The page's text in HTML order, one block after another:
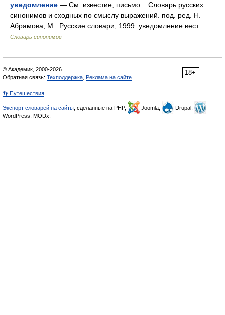
уведомление — См. известие, письмо... Словарь русских
синонимов и сходных по смыслу выражений. под. ред. Н.
Абрамова, М.: Русские словари, 1999. уведомление вест …
Словарь синонимов
18+
© Академик, 2000-2026
Обратная связь: Техподдержка Реклама на сайте
👣 Путешествия
Экспорт словарей на сайты , сделанные на PHP, Joomla,
Drupal,
WordPress, MODx.